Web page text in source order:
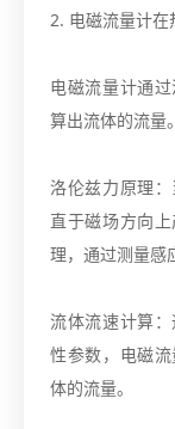
2. 电磁流量计
电磁流量计通
算出流体的流量
洛伦兹力原理
直于磁场方向
理，通过测量感
流体流速计算
性参数，电磁
体的流量。